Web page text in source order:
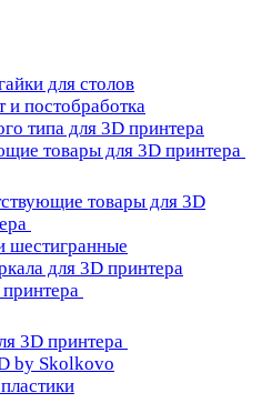
для столов
и постобработка
типа для 3D принтера
товары для 3D принтера
товары для 3D
шестигранные
для 3D принтера
3D принтера
by Skolkovo